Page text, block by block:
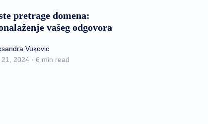
pretrage domena:
vašeg odgovora
Vukovic
2024 · 6 min read